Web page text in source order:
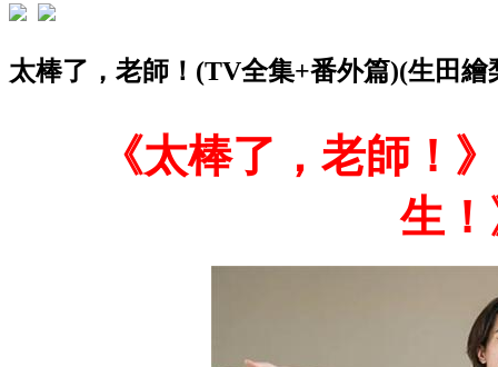
太棒了，老師！(TV全集+番外篇)(生田
《太棒了，老師！
生